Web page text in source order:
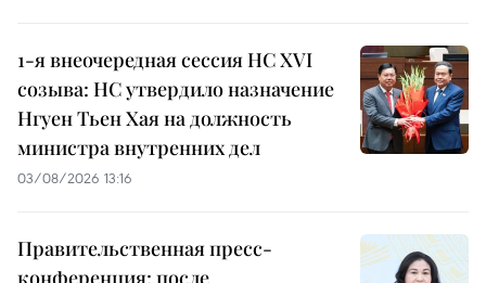
1-я внеочередная сессия НС XVI
созыва: НС утвердило назначение
Нгуен Тьен Хая на должность
министра внутренних дел
03/08/2026 13:16
Правительственная пресс-
конференция: после